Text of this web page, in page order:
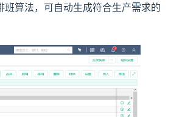
算法，可自动生成符合生产需求的